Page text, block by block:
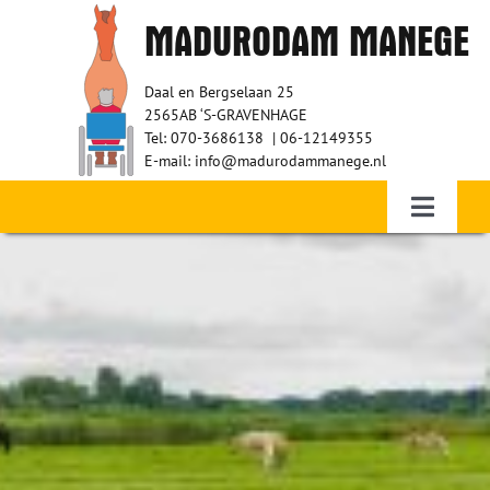
MADURODAM MANEGE
Daal en Bergselaan 25
2565AB ‘S-GRAVENHAGE
Tel: 070-3686138 | 06-12149355
E-mail: info@madurodammanege.nl
Toggle
Home – Therapeutisch paardrijden
RUITERS
VRIJWILLIGERS
SPONSORS